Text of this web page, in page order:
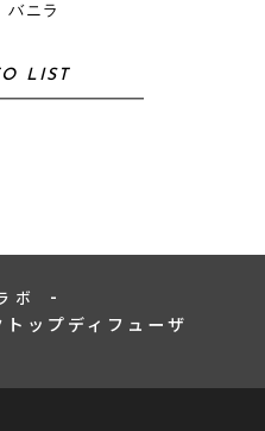
バニラ
LIST
ボ
ップディフューザ